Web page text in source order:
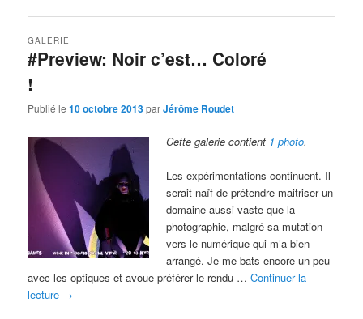
#Preview: Noir c’est… Coloré
!
GALERIE
Publié le10 octobre 2013parJérôme Roudet
Cette galerie contient 1 photo.
Les expérimentations continuent. Il
serait naïf de prétendre maitriser un
domaine aussi vaste que la
photographie, malgré sa mutation
vers le numérique qui m’a bien
arrangé. Je me bats encore un peu
avec les optiques et avoue préférer le rendu …Continuer la
lecture →